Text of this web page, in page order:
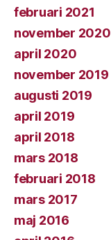
februari 2021
november 2020
april 2020
november 2019
augusti 2019
april 2019
april 2018
mars 2018
februari 2018
mars 2017
maj 2016